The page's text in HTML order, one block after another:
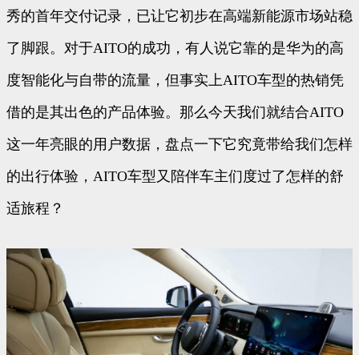
秀的首年交付记录，已让它初步在高端新能源市场站稳
了脚跟。对于AITO的成功，有人说它靠的是华为的高
度智能化与自带的流量，但事实上AITO车型的热销凭
借的是其出色的产品体验。那么今天我们就结合AITO
这一年亮眼的用户数据，盘点一下它究竟带给我们怎样
的出行体验，AITO车型又陪伴车主们度过了怎样的舒
适旅程？